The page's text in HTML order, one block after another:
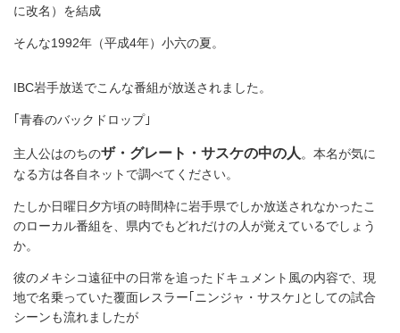
に改名）を結成
そんな1992年（平成4年）小六の夏。
IBC岩手放送でこんな番組が放送されました。
｢青春のバックドロップ｣
主人公はのちのザ・グレート・サスケの中の人。本名が気に
なる方は各自ネットで調べてください。
たしか日曜日夕方頃の時間枠に岩手県でしか放送されなかったこ
のローカル番組を、県内でもどれだけの人が覚えているでしょう
か。
彼のメキシコ遠征中の日常を追ったドキュメント風の内容で、現
地で名乗っていた覆面レスラー｢ニンジャ・サスケ｣としての試合
シーンも流れましたが